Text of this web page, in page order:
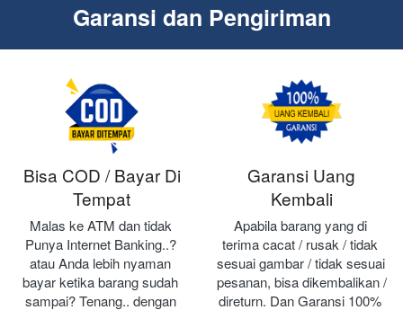
Garansi dan Pengiriman
Bisa COD / Bayar Di
Tempat
Malas ke ATM dan tidak
Punya Internet Banking..?
atau Anda lebih nyaman
bayar ketika barang sudah
sampai? Tenang.. dengan
Garansi Uang
Kembali
Apabila barang yang di
terima cacat / rusak / tidak
sesuai gambar / tidak sesuai
pesanan, bisa dikembalikan /
direturn. Dan Garansi 100%